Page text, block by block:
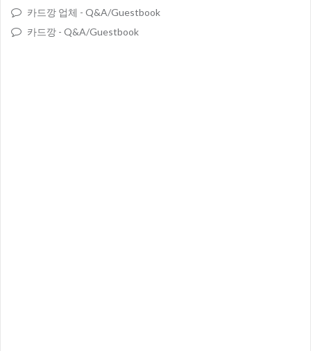
카드깡 업체 - Q&A/Guestbook
카드깡 - Q&A/Guestbook